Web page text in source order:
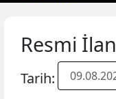
Resmi İlan
Tarih: